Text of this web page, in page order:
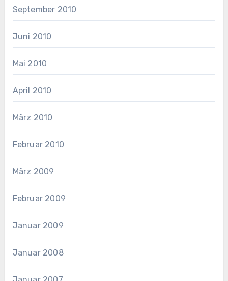
September 2010
Juni 2010
Mai 2010
April 2010
März 2010
Februar 2010
März 2009
Februar 2009
Januar 2009
Januar 2008